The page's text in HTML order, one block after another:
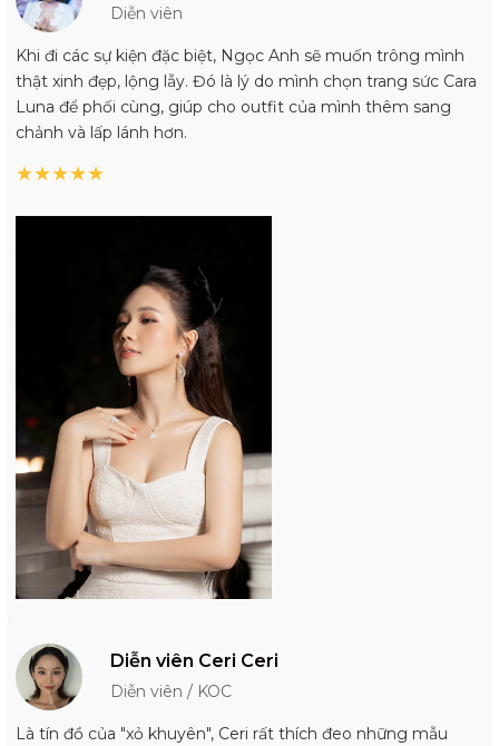
Diễn viên
Khi đi các sự kiện đặc biệt, Ngọc Anh sẽ muốn trông mình
thật xinh đẹp, lộng lẫy. Đó là lý do mình chọn trang sức Cara
Luna để phối cùng, giúp cho outfit của mình thêm sang
chảnh và lấp lánh hơn.
★★★★★
Diễn viên Ceri Ceri
Diễn viên / KOC
Là tín đồ của "xỏ khuyên", Ceri rất thích đeo những mẫu